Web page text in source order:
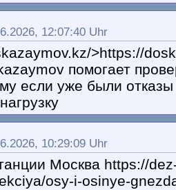
12:07:40 Uhr
>https://
помогает
если уже были отказы
10:29:09 Uhr
Москва https://
osy-i-osinye-